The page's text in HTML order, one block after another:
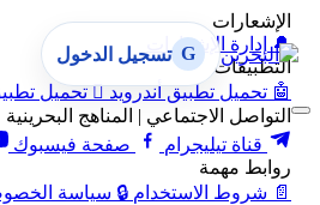
الإشعارات
🔔 إدارة الإشعارات
التطبيقات
🤖 تحميل تطبيق أندرويد  تحميل
التواصل الاجتماعي | المناهج البحرينية
قناة تيليجرام
صفحة فيسبوك
روابط مهمة
📄 شروط الاستخدام 🔒 سياسة
G تسجيل الدخول